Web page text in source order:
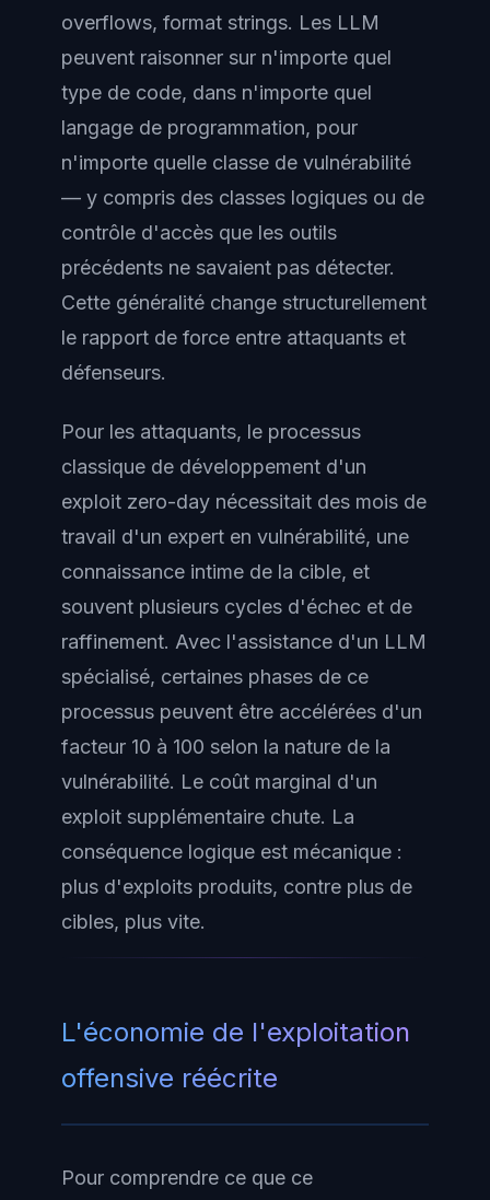
overflows, format strings. Les LLM
peuvent raisonner sur n'importe quel
type de code, dans n'importe quel
langage de programmation, pour
n'importe quelle classe de vulnérabilité
— y compris des classes logiques ou de
contrôle d'accès que les outils
précédents ne savaient pas détecter.
Cette généralité change structurellement
le rapport de force entre attaquants et
défenseurs.
Pour les attaquants, le processus
classique de développement d'un
exploit zero-day nécessitait des mois de
travail d'un expert en vulnérabilité, une
connaissance intime de la cible, et
souvent plusieurs cycles d'échec et de
raffinement. Avec l'assistance d'un LLM
spécialisé, certaines phases de ce
processus peuvent être accélérées d'un
facteur 10 à 100 selon la nature de la
vulnérabilité. Le coût marginal d'un
exploit supplémentaire chute. La
conséquence logique est mécanique :
plus d'exploits produits, contre plus de
cibles, plus vite.
L'économie de l'exploitation
offensive réécrite
Pour comprendre ce que ce